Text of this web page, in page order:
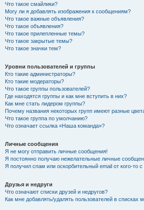
Что такое смайлики?
Могу ли я добавлять изображения к сообщениям?
Что такое важные объявления?
Что такое объявления?
Что такое прилепленные темы?
Что такое закрытые темы?
Что такое значки тем?
Уровни пользователей и группы
Кто такие администраторы?
Кто такие модераторы?
Что такое группы пользователей?
Где находятся группы и как мне вступить в них?
Как мне стать лидером группы?
Почему названия некоторых групп имеют разные
Что такое группа по умолчанию?
Что означает ссылка «Наша команда»?
Личные сообщения
Я не могу отправить личные сообщения!
Я постоянно получаю нежелательные личные
Я получил спам или оскорбительный email от кого-то
Друзья и недруги
Что означают списки друзей и недругов?
Как мне добавлять/удалять пользователей в списках